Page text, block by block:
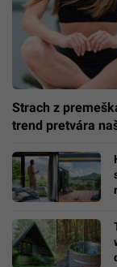
Strach z
trend pretvára